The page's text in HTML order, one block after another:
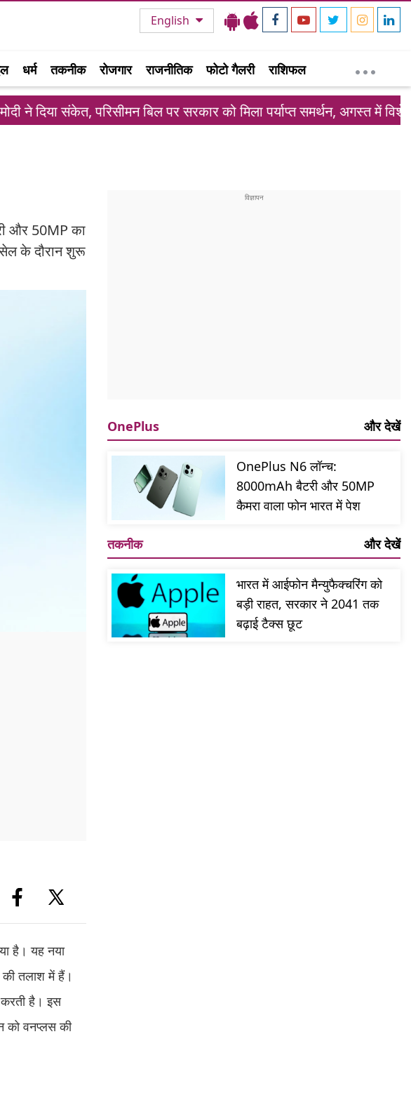
English
धर्म तकनीक रोजगार राजनीतिक फोटो गैलरी राशिफल
संकेत, परिसीमन बिल पर सरकार को मिला पर्याप्त समर्थन, अगस्त में विशेष सत्र
और 50MP का
के दौरान शुरू
है। यह नया
की तलाश में हैं।
है। इस
को वनप्लस की
OnePlus और देखें
OnePlus N6 लॉन्च:
8000mAh बैटरी और 50MP
कैमरा वाला फोन भारत में पेश
तकनीक और देखें
भारत में आईफोन मैन्युफैक्चरिंग को
बड़ी राहत, सरकार ने 2041 तक
बढ़ाई टैक्स छूट